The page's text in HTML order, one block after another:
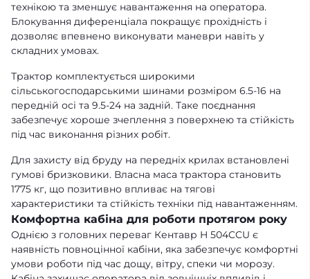
технікою та зменшує навантаження на оператора.
Блокування диференціала покращує прохідність і
дозволяє впевнено виконувати маневри навіть у
складних умовах.
Трактор комплектується широкими
сільськогосподарськими шинами розміром 6.5-16 на
передній осі та 9.5-24 на задній. Таке поєднання
забезпечує хороше зчеплення з поверхнею та стійкість
під час виконання різних робіт.
Для захисту від бруду на передніх крилах встановлені
гумові бризковики. Власна маса трактора становить
1775 кг, що позитивно впливає на тягові
характеристики та стійкість техніки під навантаженням.
Комфортна кабіна для роботи протягом року
Однією з головних переваг Кентавр H 504CCU є
наявність повноцінної кабіни, яка забезпечує комфортні
умови роботи під час дощу, вітру, спеки чи морозу.